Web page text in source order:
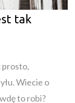
tak
prosto,
Wiecie o
to robi?